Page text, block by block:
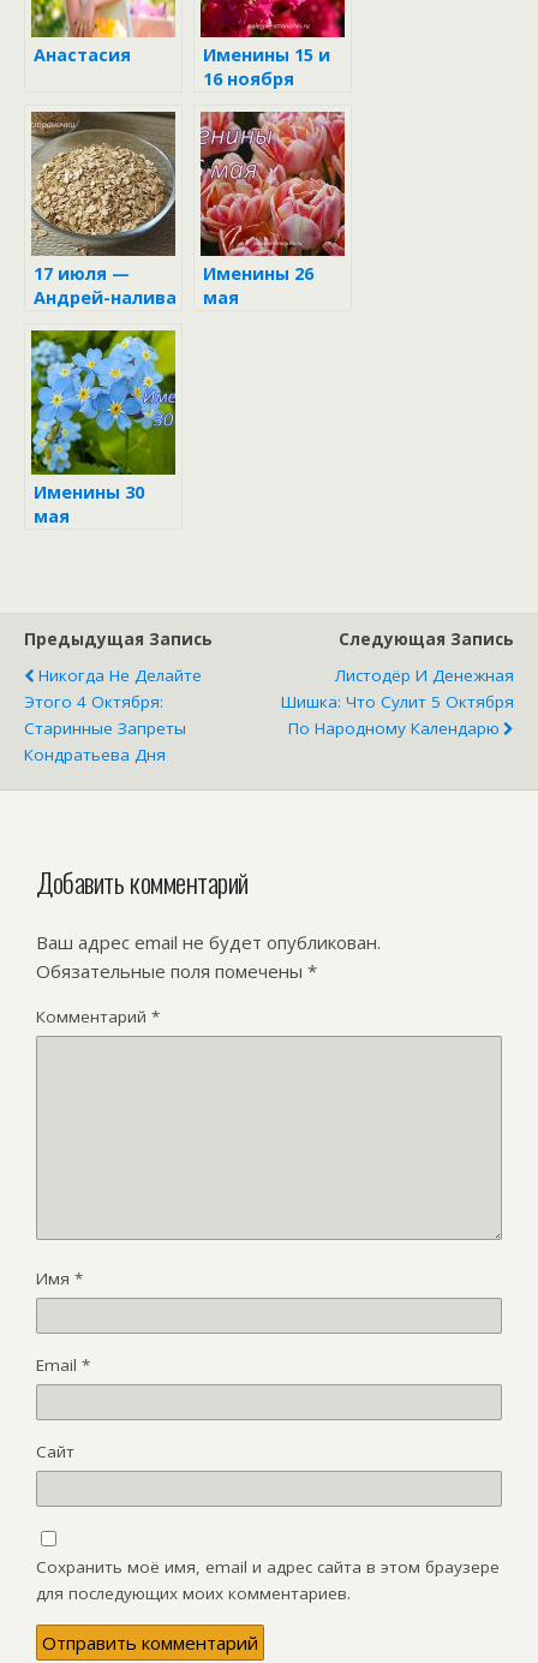
Анастасия
Именины 15 и
16 ноября
17 июля —
Андрей-налива
Именины 26
мая
Именины 30
мая
Предыдущая Запись
Никогда Не Делайте
Этого 4 Октября:
Старинные Запреты
Кондратьева Дня
Следующая Запись
Листодёр И Денежная
Шишка: Что Сулит 5 Октября
По Народному Календарю
Добавить комментарий
Ваш адрес email не будет опубликован.
Обязательные поля помечены *
Комментарий *
Имя *
Email *
Сайт
Сохранить моё имя, email и адрес сайта в этом браузере
для последующих моих комментариев.